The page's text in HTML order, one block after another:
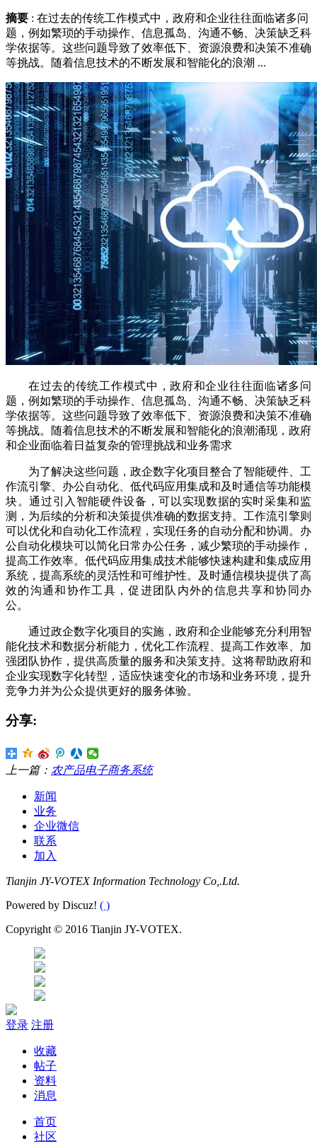
摘要 : 在过去的传统工作模式中，政府和企业往往面临诸多问
题，例如繁琐的手动操作、信息孤岛、沟通不畅、决策缺乏科
学依据等。这些问题导致了效率低下、资源浪费和决策不准确
等挑战。随着信息技术的不断发展和智能化的浪潮 ...
在过去的传统工作模式中，政府和企业往往面临诸多问
题，例如繁琐的手动操作、信息孤岛、沟通不畅、决策缺乏科
学依据等。这些问题导致了效率低下、资源浪费和决策不准确
等挑战。
随着信息技术的不断发展和智能化的浪潮涌现，政府
和企业面临着日益复杂的管理挑战和业务需求
为了解决这些问题，政企数字化项目整合了智能硬件、工
作流引擎、办公自动化、低代码应用集成和及时通信等功能模
块。通过引入智能硬件设备，可以实现数据的实时采集和监
测，为后续的分析和决策提供准确的数据支持。工作流引擎则
可以优化和自动化工作流程，实现任务的自动分配和协调。办
公自动化模块可以简化日常办公任务，减少繁琐的手动操作，
提高工作效率。低代码应用集成技术能够快速构建和集成应用
系统，提高系统的灵活性和可维护性。及时通信模块提供了高
效的沟通和协作工具，促进团队内外的信息共享和协同办
公。
通过政企数字化项目的实施，政府和企业能够充分利用智
能化技术和数据分析能力，优化工作流程、提高工作效率、加
强团队协作，提供高质量的服务和决策支持。这将帮助政府和
企业实现数字化转型，适应快速变化的市场和业务环境，提升
竞争力并为公众提供更好的服务体验。
分享:
上一篇： 农产品电子商务系统
新闻
业务
企业微信
联系
加入
Tianjin JY-VOTEX Information Technology Co,.Ltd.
Powered by Discuz! ( )
Copyright © 2016 Tianjin JY-VOTEX.
登录 注册
收藏
帖子
资料
消息
首页
社区